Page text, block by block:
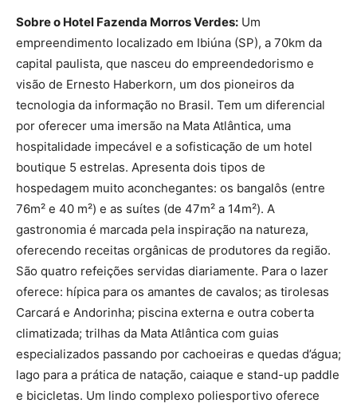
Sobre o Hotel Fazenda Morros Verdes: Um
empreendimento localizado em Ibiúna (SP), a 70km da
capital paulista, que nasceu do empreendedorismo e
visão de Ernesto Haberkorn, um dos pioneiros da
tecnologia da informação no Brasil. Tem um diferencial
por oferecer uma imersão na Mata Atlântica, uma
hospitalidade impecável e a sofisticação de um hotel
boutique 5 estrelas. Apresenta dois tipos de
hospedagem muito aconchegantes: os bangalôs (entre
76m² e 40 m²) e as suítes (de 47m² a 14m²). A
gastronomia é marcada pela inspiração na natureza,
oferecendo receitas orgânicas de produtores da região.
São quatro refeições servidas diariamente. Para o lazer
oferece: hípica para os amantes de cavalos; as tirolesas
Carcará e Andorinha; piscina externa e outra coberta
climatizada; trilhas da Mata Atlântica com guias
especializados passando por cachoeiras e quedas d’água;
lago para a prática de natação, caiaque e stand-up paddle
e bicicletas. Um lindo complexo poliesportivo oferece